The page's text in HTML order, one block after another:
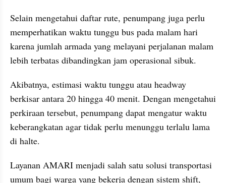
Selain mengetahui daftar rute, penumpang juga perlu
memperhatikan waktu tunggu bus pada malam hari
karena jumlah armada yang melayani perjalanan malam
lebih terbatas dibandingkan jam operasional sibuk.
Akibatnya, estimasi waktu tunggu atau headway
berkisar antara 20 hingga 40 menit. Dengan mengetahui
perkiraan tersebut, penumpang dapat mengatur waktu
keberangkatan agar tidak perlu menunggu terlalu lama
di halte.
Layanan AMARI menjadi salah satu solusi transportasi
umum bagi warga yang bekerja dengan sistem shift,